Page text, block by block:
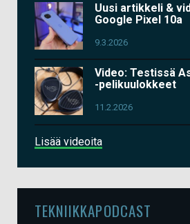
Uusi artikkeli &
Google Pixel 10a
9.3.2026
Video: Testissä
-pelikuulokkeet
11.2.2026
Lisää videoita
TEKNIIKKAPODCAST